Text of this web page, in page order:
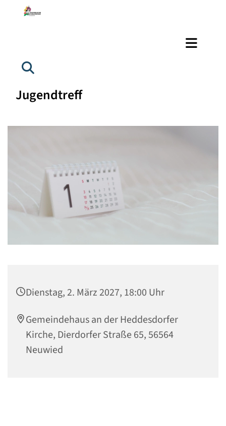
Jugendtreff
Dienstag, 2. März 2027, 18:00 Uhr
Gemeindehaus an der Heddesdorfer
Kirche, Dierdorfer Straße 65, 56564
Neuwied